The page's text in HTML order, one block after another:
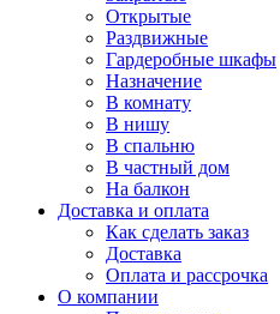
Открытые
Раздвижные
Гардеробные шкафы
Назначение
В комнату
В нишу
В спальню
В частный дом
На балкон
Доставка и оплата
Как сделать заказ
Доставка
Оплата и рассрочка
О компании